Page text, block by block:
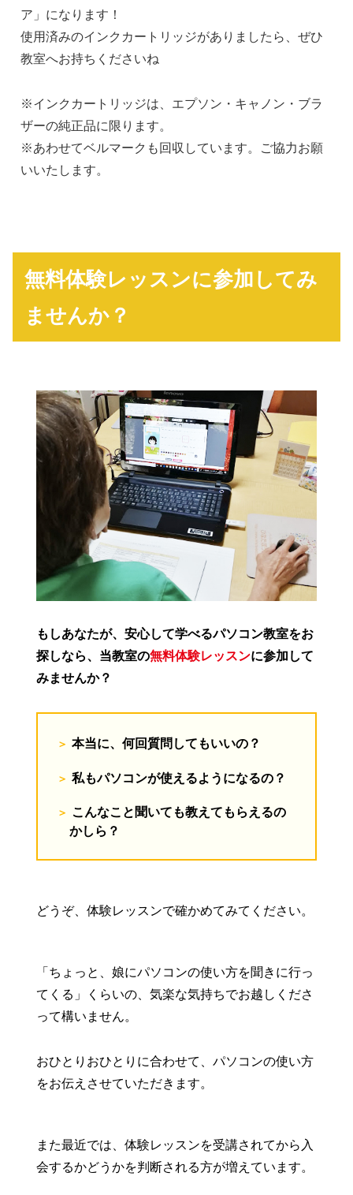
ア」になります！
使用済みのインクカートリッジがありましたら、ぜひ
教室へお持ちくださいね
※インクカートリッジは、エプソン・キャノン・ブラ
ザーの純正品に限ります。
※あわせてベルマークも回収しています。ご協力お願
いいたします。
無料体験レッスンに参加してみ
ませんか？
もしあなたが、安心して学べるパソコン教室をお
探しなら、当教室の無料体験レッスンに参加して
みませんか？
本当に、何回質問してもいいの？
私もパソコンが使えるようになるの？
こんなこと聞いても教えてもらえるの
かしら？
どうぞ、体験レッスンで確かめてみてください。
「ちょっと、娘にパソコンの使い方を聞きに行っ
てくる」くらいの、気楽な気持ちでお越しくださ
って構いません。
おひとりおひとりに合わせて、パソコンの使い方
をお伝えさせていただきます。
また最近では、体験レッスンを受講されてから入
会するかどうかを判断される方が増えています。